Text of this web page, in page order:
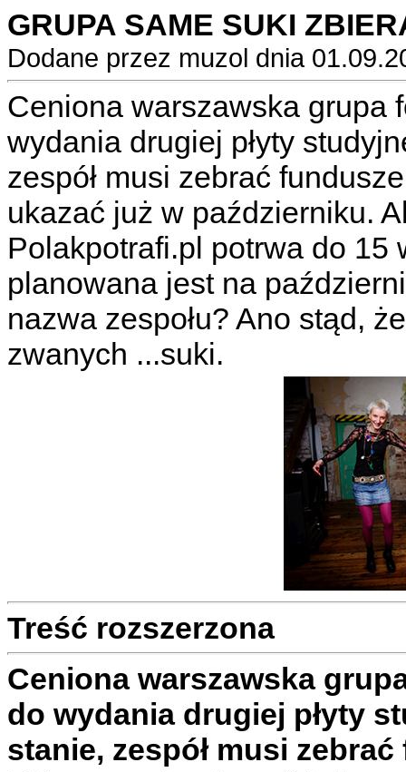
GRUPA SAME SUKI
Dodane przez muzol dnia
Ceniona warszawska grupa
wydania drugiej płyty
zespół musi zebrać
ukazać już w październiku.
Polakpotrafi.pl potrwa do 15
planowana jest na
nazwa zespołu? Ano stąd,
zwanych ...suki.
Treść rozszerzona
Ceniona warszawska
do wydania drugiej płyty
stanie, zespół musi